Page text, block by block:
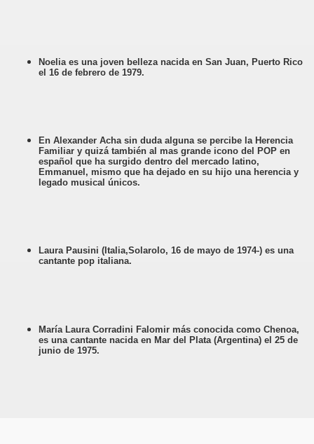
Noelia es una joven belleza nacida en San Juan, Puerto Rico
el 16 de febrero de 1979.
En Alexander Acha sin duda alguna se percibe la Herencia
Familiar y quizá también al mas grande icono del POP en
español que ha surgido dentro del mercado latino,
Emmanuel, mismo que ha dejado en su hijo una herencia y
legado musical únicos.
Laura Pausini (Italia,Solarolo, 16 de mayo de 1974-) es una
cantante pop italiana.
María Laura Corradini Falomir más conocida como Chenoa,
es una cantante nacida en Mar del Plata (Argentina) el 25 de
junio de 1975.